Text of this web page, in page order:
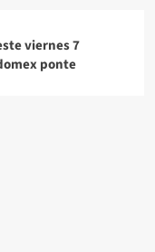
viernes 7
ponte